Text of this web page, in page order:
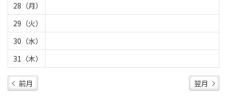
28（月）
29（火）
30（水）
31（木）
前月 翌月